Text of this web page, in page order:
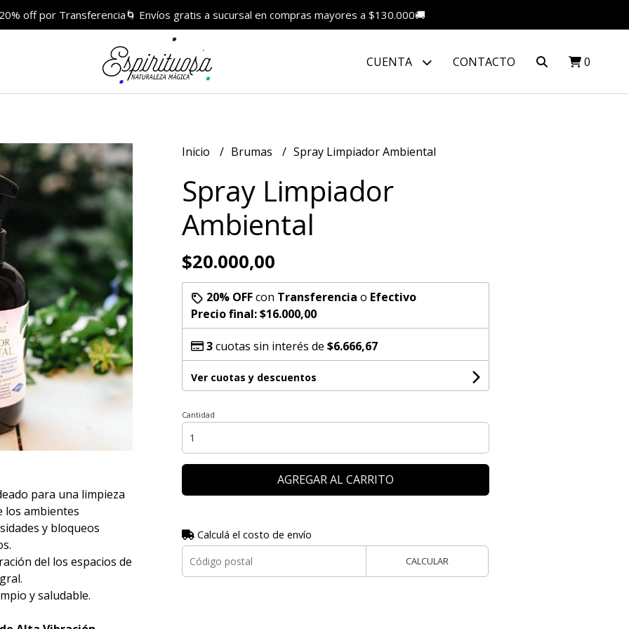
off por Transferencia🌀 Envíos gratis a sucursal en compras mayores a $130.000🚚
CUENTA CONTACTO 0
para una limpieza
los ambientes
y bloqueos
del los espacios de
y saludable.
Inicio Brumas Spray Limpiador Ambiental
Spray Limpiador
Ambiental
$20.000,00
20% OFFcon Transferencia o Efectivo
Precio final:$16.000,00
3cuotas sin interés de $6.666,67
Ver cuotas y descuentos
Cantidad
AGREGAR AL CARRITO
Calculá el costo de envío
CALCULAR